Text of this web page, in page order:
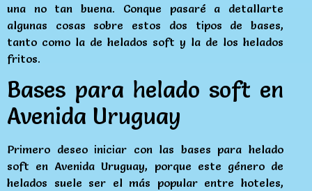
una no tan buena. Conque pasaré a detallarte
algunas cosas sobre estos dos tipos de bases,
tanto como la de helados soft y la de los helados
fritos.
Bases para helado soft en
Avenida Uruguay
Primero deseo iniciar con las bases para helado
soft en Avenida Uruguay, porque este género de
helados suele ser el más popular entre hoteles,